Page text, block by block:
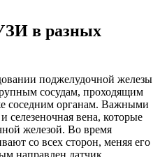
в разных
поджелудочной железы
сосудам, проходящим
соседним органам. Важными
селезеночная вена, которые
железой. Во время
со всех сторон, меняя его